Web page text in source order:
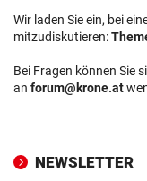
Wir laden Sie ein, bei
mitzudiskutieren:
Bei Fragen können Sie
an forum@krone.at
NEWSLETTER